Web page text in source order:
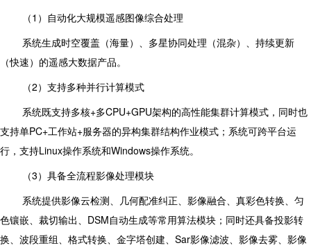
（1）自动化大规模遥感图像综合处理
系统生成时空覆盖（海量）、多星协同处理（混杂）、持续更新
（快速）的遥感大数据产品。
（2）支持多种并行计算模式
系统既支持多核+多CPU+GPU架构的高性能集群计算模式，同时也
支持单PC+工作站+服务器的异构集群结构作业模式；系统可跨平台运
行，支持Linux操作系统和Windows操作系统。
（3）具备全流程影像处理模块
系统提供影像云检测、几何配准纠正、影像融合、真彩色转换、匀
色镶嵌、裁切输出、DSM自动生成等常用算法模块；同时还具备投影转
换、波段重组、格式转换、金字塔创建、Sar影像滤波、影像去雾、影像